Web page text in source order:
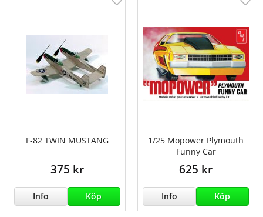
F-82 TWIN MUSTANG
375 kr
Info Köp
1/25 Mopower Plymouth
Funny Car
625 kr
Info Köp